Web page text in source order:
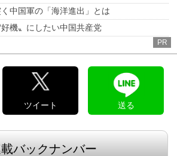
中国軍の「海洋進出」とは
好機〟にしたい中国共産党
PR
ツイート 送る
バックナンバー